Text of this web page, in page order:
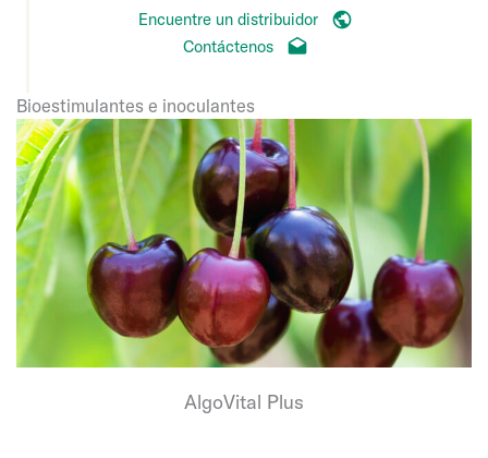
Encuentre un distribuidor
Contáctenos
Bioestimulantes e inoculantes
AlgoVital Plus